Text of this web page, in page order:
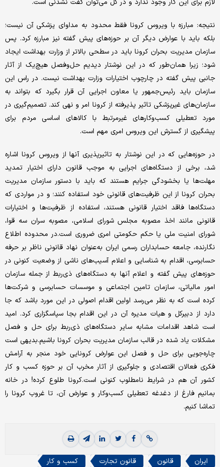
لازم برای این کار وجود ندارد و در کل می‌توان گفت نشدنی است.
نتیجه: مبارزه با ویروس کرونا فقط محدود به مداوای پزشکی آن نیست؛
بلکه باید با عوارض دیگر آن بر حوزه‌های پیش گفته نیز مبارزه کرد. پس
سازمان مدیریت بحران کرونا باید در سطحی بالاتر از وزارت بهداشت ایجاد
شود؛ زیرا همان‌طور که در این نوشتار دیدیم حل‌و‌فصل هیچ‌یک از آثار
جانبی پیش گفته در چارچوب اختیارات وزارت بهداشت نیست. در راس این
سازمان باید رئیس‌جمهور یا معاون اجرایی آن قرار بگیرد که بتواند به
سازمان‌های غیرپزشکی تاثیر پذیرفته از کرونا امر و نهی کند. تصمیم‌گیری در
مورد تعطیلی کسب‌و‌کارهای غیرمرتبط با کالاهای اساسی مردم برای
پیشگیری از گسترش این ویروس امری مهم است.
در حوزه‌هایی که در این نوشتار به تاثیرپذیری آنها از ویروس کرونا اشاره
شد، برخی از دستگاه‌های اجرایی به موجب قانون دارای اختیار تمدید
مهلت‌ها یا بخشودگی جرایم هستند که باید با دستور سازمان مدیریت
بحران کرونا از این ظرفیت‌های قانونی خود استفاده کنند؛ و در مواردی که
دستگاه‌ها فاقد اختیار قانونی هستند، استفاده از ظرفیت‌ها و اختیارات
قانونی مانند اخذ مصوبه مجلس شورای اسلامی، مصوبه سران سه قوا،
شورای امنیت ملی یا حکم حکومتی امری ضروری است.در محدوده اطلاع
نگارنده، جامعه حسابداران رسمی ایران به‌عنوان نهاد قانونی ناظر بر حرفه
حسابرسی، اقدام به شناسایی و اعلام آسیب‌های ناشی از وضعیت کنونی در
حوزه‌های پیش گفته و اعلام آنها به دستگاه‌های ذی‌ربط از جمله سازمان
امور مالیاتی، سازمان تامین اجتماعی و موسسات حسابرسی و شرکت‌ها
کرده است که به نظر می‌رسد اولین اقدام اصولی در این مورد باشد که جا
دارد از دبیرکل و هیات مدیره آن در این اقدام بجا سپاسگزاری کرد. امید
است شاهد اقدامات مشابه سایر دستگاه‌های ذی‌ربط برای حل و فصل
مشکلات یاد شده در قالب سازمان مدیریت بحران کرونا باشیم.بدیهی است
چاره‌جویی برای حل و فصل این عوارض کرونایی خود منجر به آرامش
فکری فعالان اقتصادی و جلوگیری از آثار مخرب آن بر حوزه کسب و کار
کشور آن هم در شرایط نامطلوب کنونی است.کرونا طلوع کرده! در خانه
بمانیم فارغ از دغدغه تعطیلی کسب‌و‌کار و عوارض آن، تا غروب کرونا را
تماشا کنیم.
ایران قانون قانون تجارت
کسب و کار